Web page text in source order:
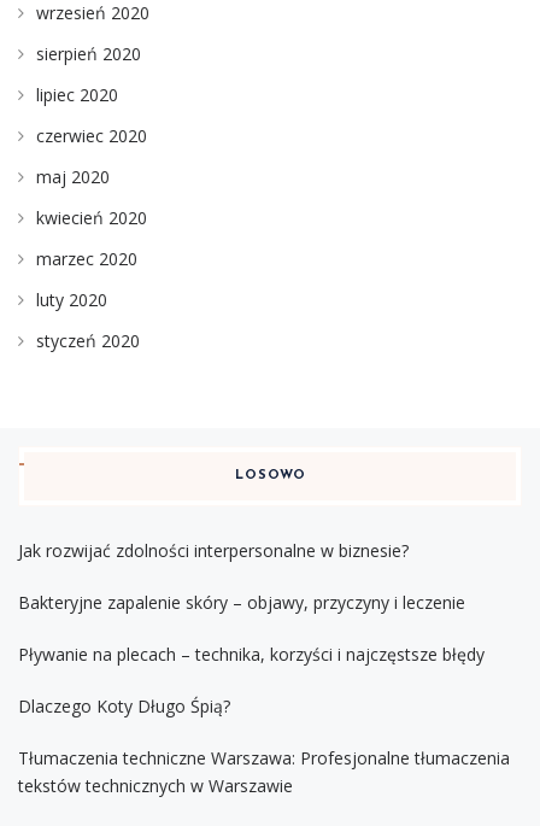
wrzesień 2020
sierpień 2020
lipiec 2020
czerwiec 2020
maj 2020
kwiecień 2020
marzec 2020
luty 2020
styczeń 2020
LOSOWO
Jak rozwijać zdolności interpersonalne w biznesie?
Bakteryjne zapalenie skóry – objawy, przyczyny i leczenie
Pływanie na plecach – technika, korzyści i najczęstsze błędy
Dlaczego Koty Długo Śpią?
Tłumaczenia techniczne Warszawa: Profesjonalne tłumaczenia
tekstów technicznych w Warszawie